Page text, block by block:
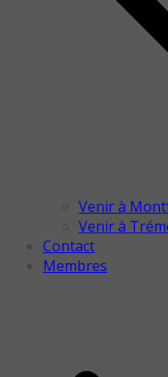
Venir à
Venir à
Contact
Membres